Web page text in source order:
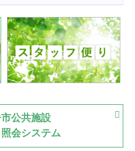
動広場
古池運動広場
が開催
公共施設
会システム